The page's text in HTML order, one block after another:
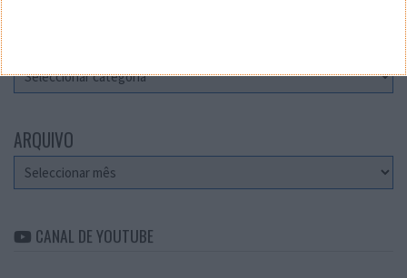
ARQUIVO
Arquivo
CANAL DE YOUTUBE